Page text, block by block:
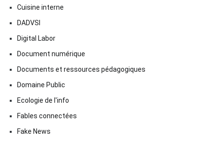
Cuisine interne
DADVSI
Digital Labor
Document numérique
Documents et ressources pédagogiques
Domaine Public
Ecologie de l'info
Fables connectées
Fake News